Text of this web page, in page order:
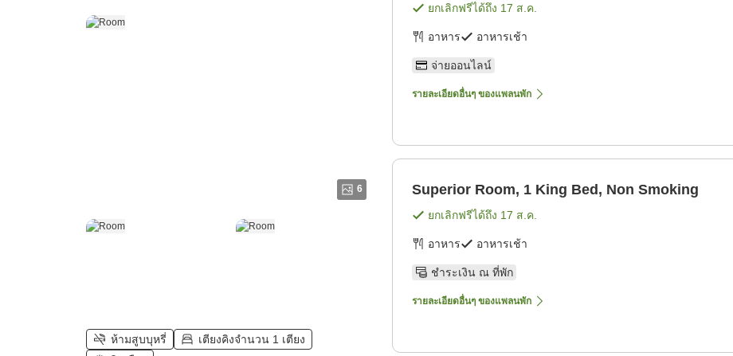
6
ห้ามสูบบุหรี่
เตียงคิงจำนวน 1 เตียง
ยกเลิกฟรีได้ถึง 17 ส.ค.
อาหาร อาหารเช้า
จ่ายออนไลน์
รายละเอียดอื่นๆ ของแพลนพัก
Superior Room, 1 King Bed, Non Smoking
ยกเลิกฟรีได้ถึง 17 ส.ค.
อาหาร อาหารเช้า
ชำระเงิน ณ ที่พัก
รายละเอียดอื่นๆ ของแพลนพัก